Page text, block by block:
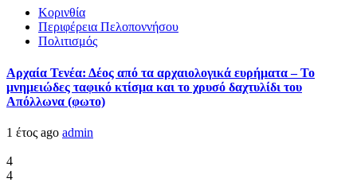
Κορινθία
Περιφέρεια Πελοποννήσου
Πολιτισμός
Αρχαία Τενέα: Δέος από τα αρχαιολογικά ευρήματα – Το
μνημειώδες ταφικό κτίσμα και το χρυσό δαχτυλίδι του
Απόλλωνα (φωτο)
1 έτος ago admin
4
4